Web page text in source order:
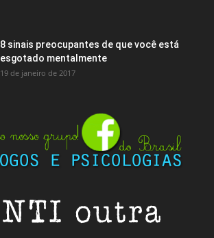
8 sinais preocupantes de que você está
esgotado mentalmente
19 de janeiro de 2017